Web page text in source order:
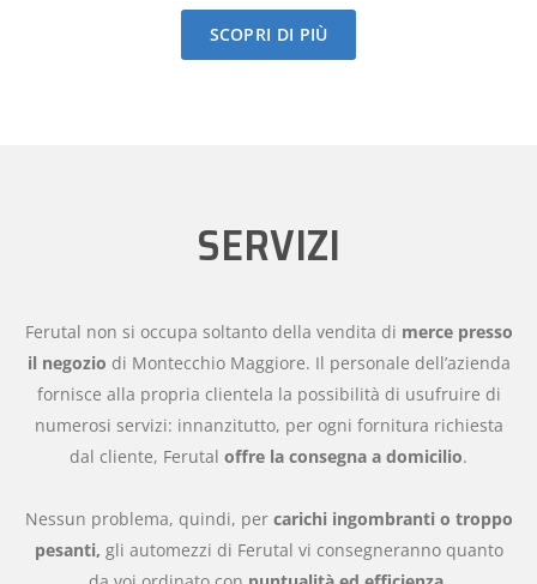
SCOPRI DI PIÙ
SERVIZI
Ferutal non si occupa soltanto della vendita di merce presso
il negozio di Montecchio Maggiore. Il personale dell’azienda
fornisce alla propria clientela la possibilità di usufruire di
numerosi servizi: innanzitutto, per ogni fornitura richiesta
dal cliente, Ferutal offre la consegna a domicilio.
Nessun problema, quindi, per carichi ingombranti o troppo
pesanti, gli automezzi di Ferutal vi consegneranno quanto